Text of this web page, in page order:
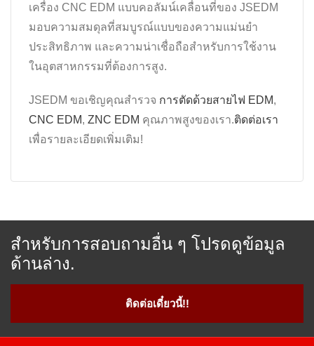
เครื่อง CNC EDM แบบคอลัมน์เคลื่อนที่ของ JSEDM
มอบความสมดุลที่สมบูรณ์แบบของความแม่นยำ
ประสิทธิภาพ และความน่าเชื่อถือสำหรับการใช้งาน
ในอุตสาหกรรมที่ต้องการสูง.
JSEDM ขอเชิญคุณสำรวจ การตัดด้วยสายไฟ EDM,
CNC EDM, ZNC EDM คุณภาพสูงของเรา.ติดต่อเรา
เพื่อรายละเอียดเพิ่มเติม!
สำหรับการสอบถามอื่น ๆ โปรดดูข้อมูล
ด้านล่าง.
ติดต่อเดี๋ยวนี้!!